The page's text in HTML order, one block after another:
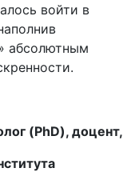
войти в
абсолютным
(PhD), доцент,